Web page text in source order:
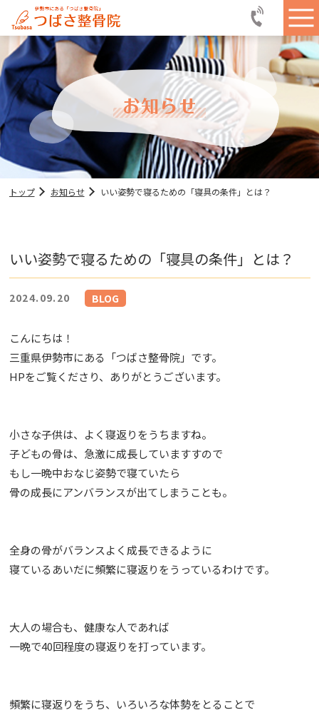
トップ お知らせ いい姿勢で寝るための「寝具の条件」とは？
いい姿勢で寝るための「寝具の条件」とは？
2024.09.20 BLOG
こんにちは！
三重県伊勢市にある「つばさ整骨院」です。
HPをご覧くださり、ありがとうございます。
小さな子供は、よく寝返りをうちますね。
子どもの骨は、急激に成長していますすので
もし一晩中おなじ姿勢で寝ていたら
骨の成長にアンバランスが出てしまうことも。
全身の骨がバランスよく成長できるように
寝ているあいだに頻繁に寝返りをうっているわけです。
大人の場合も、健康な人であれば
一晩で40回程度の寝返りを打っています。
頻繁に寝返りをうち、いろいろな体勢をとることで